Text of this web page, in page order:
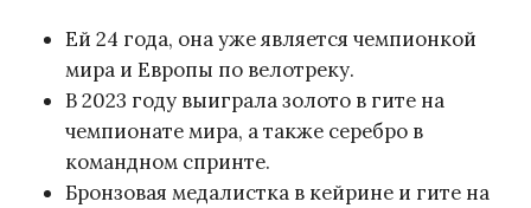
Ей 24 года, она уже является чемпионкой
мира и Европы по велотреку.
В 2023 году выиграла золото в гите на
чемпионате мира, а также серебро в
командном спринте.
Бронзовая медалистка в кейрине и гите на